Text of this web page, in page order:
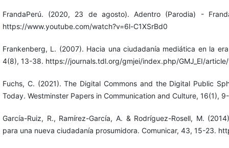
FrandaPerú. (2020, 23 de agosto). Adentro (Parodia) -
https://www.youtube.com/watch?v=6l-C1XSrBd0
Frankenberg, L. (2007). Hacia una ciudadanía mediática en la
4(8), 13-38. https://journals.tdl.org/gmjei/index.php/GMJ_EI/
Fuchs, C. (2021). The Digital Commons and the Digital Public
Today. Westminster Papers in Communication and Culture, 16(1),
García-Ruiz, R., Ramírez-García, A. & Rodríguez-Rosell, M.
para una nueva ciudadanía prosumidora. Comunicar, 43, 15-23.